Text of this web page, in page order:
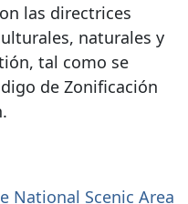
las directrices
naturales y
tal como se
de Zonificación
National Scenic Area